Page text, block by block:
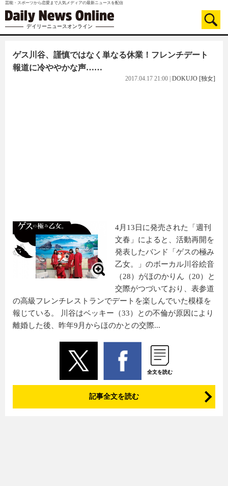
芸能・スポーツから恋愛まで人気メディアの最新ニュースを配信
デイリーニュースオンライン
ゲス川谷、謹慎ではなく単なる休業！フレンチデート
報道に冷ややかな声……
2017.04.17 21:00 DOKUJO [独女]
4月13日に発売された「週刊
文春」によると、活動再開を
発表したバンド「ゲスの極み
乙女。」のボーカル川谷絵音
（28）がほのかりん（20）と
交際がつづいており、表参道
の高級フレンチレストランでデートを楽しんでいた模様を
報じている。 川谷はベッキー（33）との不倫が原因により
離婚した後、昨年9月からほのかとの交際...
全文を読む
記事全文を読む